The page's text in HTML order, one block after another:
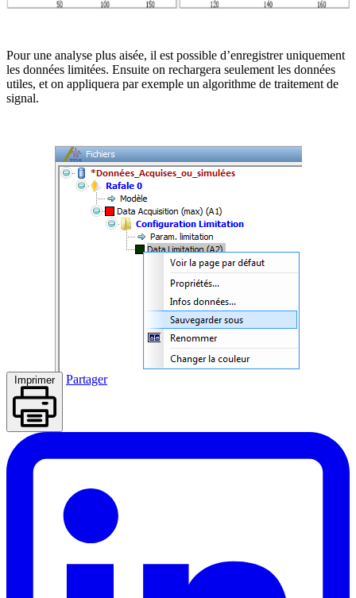
Pour une analyse plus aisée, il est possible d’enregistrer uniquement
les données limitées. Ensuite on rechargera seulement les données
utiles, et on appliquera par exemple un algorithme de traitement de
signal.
Imprimer Partager